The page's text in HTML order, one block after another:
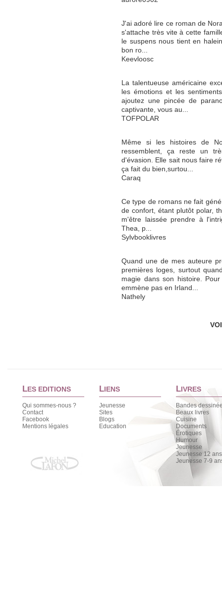
J'ai adoré lire ce roman de
s'attache très vite à cette
le suspens nous tient en
bon ro...
Keevloosc
La talentueuse américaine
les émotions et les
ajoutez une pincée de
captivante, vous au...
TOFPOLAR
Même si les histoires de
ressemblent, ça reste un
d'évasion. Elle sait nous faire
ça fait du bien,surtou...
Caraq
Ce type de romans ne fait
de confort, étant plutôt polar,
m'être laissée prendre à
Thea, p...
Sylvbooklivres
Quand une de mes auteure
premières loges, surtout
magie dans son histoire.
emmène pas en Irland...
Nathely
LES EDITIONS
Qui sommes-nous ?
Contact
Facebook
Mentions légales
LIENS
Jeunesse
Sites
Blogs
Education
LIVRES
Bandes
Beaux livres
Cuisine
Documents
Érotiques
Humour
Jeunesse
Jeunesse 12
Jeunesse 7-9